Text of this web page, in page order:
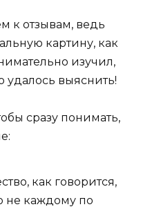
к отзывам, ведь
картину, как
изучил,
удалось выяснить!
сразу понимать,
как говорится,
не каждому по